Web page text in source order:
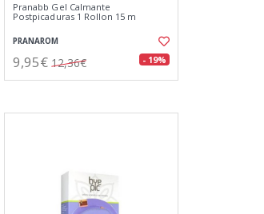
Pranabb Gel Calmante
Postpicaduras 1 Rollon 15 m
PRANAROM
9,95€ 12,36€ - 19%